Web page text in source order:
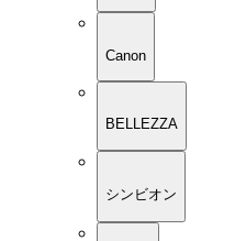
Canon
BELLEZZA
シンビオン